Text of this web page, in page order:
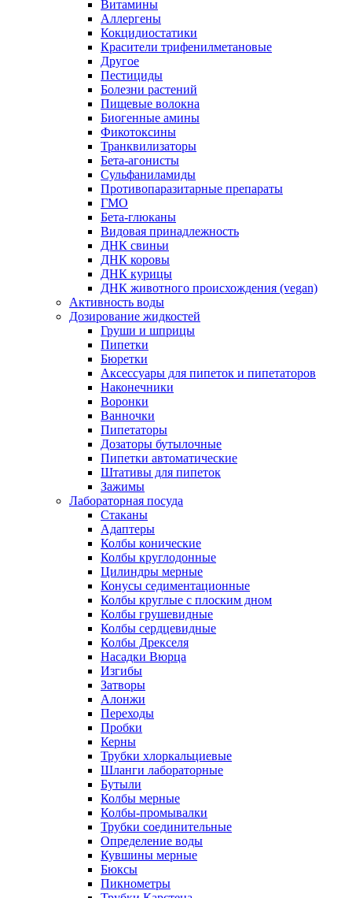
Витамины
Аллергены
Кокцидиостатики
Красители трифенилметановые
Другое
Пестициды
Болезни растений
Пищевые волокна
Биогенные амины
Фикотоксины
Транквилизаторы
Бета-агонисты
Сульфаниламиды
Противопаразитарные препараты
ГМО
Бета-глюканы
Видовая принадлежность
ДНК свиньи
ДНК коровы
ДНК курицы
ДНК животного происхождения (vegan)
Активность воды
Дозирование жидкостей
Груши и шприцы
Пипетки
Бюретки
Аксессуары для пипеток и пипетаторов
Наконечники
Воронки
Ванночки
Пипетаторы
Дозаторы бутылочные
Пипетки автоматические
Штативы для пипеток
Зажимы
Лабораторная посуда
Стаканы
Адаптеры
Колбы конические
Колбы круглодонные
Цилиндры мерные
Конусы седиментационные
Колбы круглые с плоским дном
Колбы грушевидные
Колбы сердцевидные
Колбы Дрекселя
Насадки Вюрца
Изгибы
Затворы
Алонжи
Переходы
Пробки
Керны
Трубки хлоркальциевые
Шланги лабораторные
Бутыли
Колбы мерные
Колбы-промывалки
Трубки соединительные
Определение воды
Кувшины мерные
Бюксы
Пикнометры